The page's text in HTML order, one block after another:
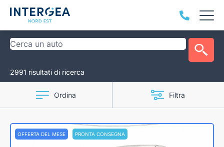
2991 risultati di ricerca
Ordina Filtra
OFFERTA DEL MESE PRONTA CONSEGNA